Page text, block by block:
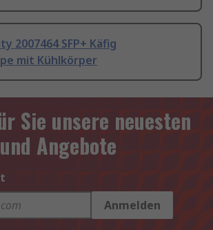
2007464 SFP+ Käfig
mit Kühlkörper
Sie unsere neuesten
Angebote
Anmelden